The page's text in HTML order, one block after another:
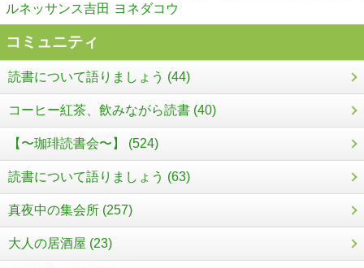
ルネッサンス吉田 ヨネダコウ
コミュニティ
読書について語りましょう (44)
コーヒー紅茶、飲みながら読書 (40)
【〜珈琲読書会〜】 (524)
読書について語りましょう (63)
真夜中の集会所 (257)
大人の居酒屋 (23)